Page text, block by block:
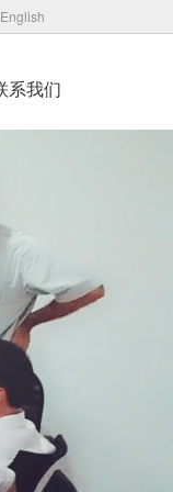
English
系我们